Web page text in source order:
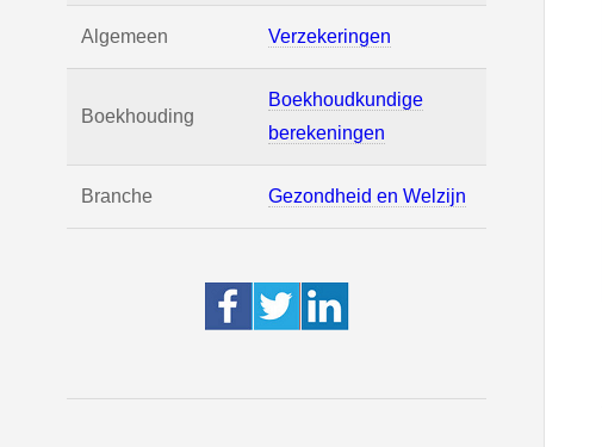
Algemeen Verzekeringen
Boekhouding
Boekhoudkundige
berekeningen
Branche Gezondheid en Welzijn